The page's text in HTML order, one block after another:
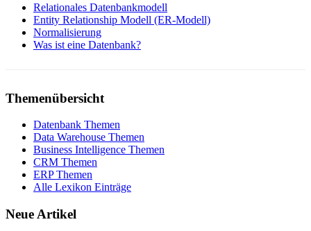
Relationales Datenbankmodell
Entity Relationship Modell (ER-Modell)
Normalisierung
Was ist eine Datenbank?
Themenübersicht
Datenbank Themen
Data Warehouse Themen
Business Intelligence Themen
CRM Themen
ERP Themen
Alle Lexikon Einträge
Neue Artikel